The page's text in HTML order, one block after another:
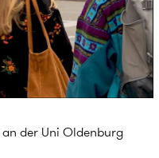
der Uni Oldenburg